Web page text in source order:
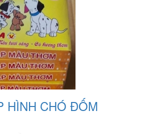
HÌNH CHÓ ĐỐM